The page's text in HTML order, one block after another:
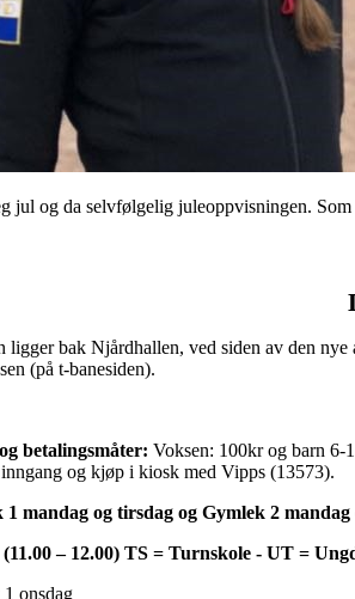
jul og da selvfølgelig juleoppvisningen.
ligger bak Njårdhallen, ved siden av den
(på t-banesiden).
betalingsmåter: Voksen: 100kr og barn 6-
og kjøp i kiosk med Vipps (13573).
1 mandag og tirsdag og Gymlek 2
– 12.00) TS = Turnskole - UT =
onsdag